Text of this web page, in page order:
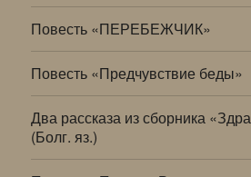
Повесть «ПЕРЕБЕЖЧИК»
Повесть «Предчувствие беды»
Два рассказа из сборника
(Болг. яз.)